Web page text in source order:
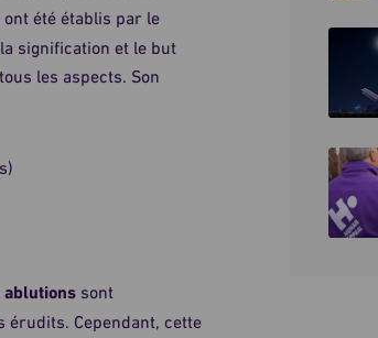
ont été établis par le
signification et le but
les aspects. Son
ablutions sont
érudits. Cependant, cette